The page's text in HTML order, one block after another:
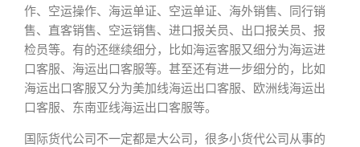
作、空运操作、海运单证、空运单证、海外销售、同行销
售、直客销售、空运销售、进口报关员、出口报关员、报
检员等。有的还继续细分，比如海运客服又细分为海运进
口客服、海运出口客服等。甚至还有进一步细分的，比如
海运出口客服又分为美加线海运出口客服、欧洲线海运出
口客服、东南亚线海运出口客服等。
国际货代公司不一定都是大公司，很多小货代公司从事的